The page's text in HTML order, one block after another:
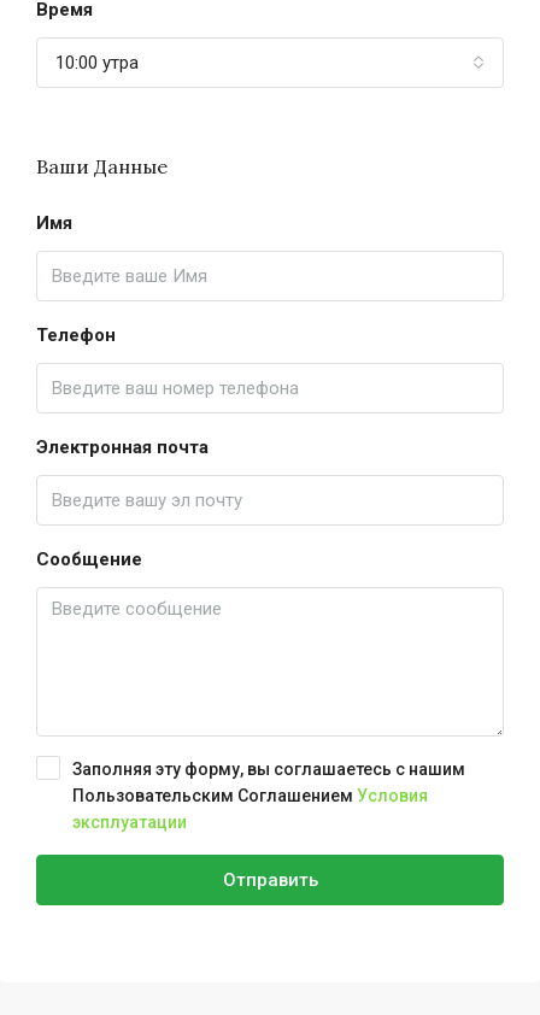
Время
10:00 утра
Ваши Данные
Имя
Телефон
Электронная почта
Сообщение
Заполняя эту форму, вы соглашаетесь с нашим
Пользовательским Соглашением Условия
эксплуатации
Отправить